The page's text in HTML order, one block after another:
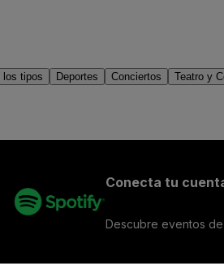
los tipos Deportes Conciertos Teatro y
Conecta tu
Descubre eventos